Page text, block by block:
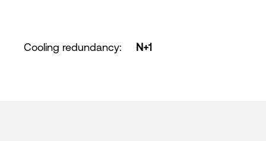
Cooling redundancy: N+1